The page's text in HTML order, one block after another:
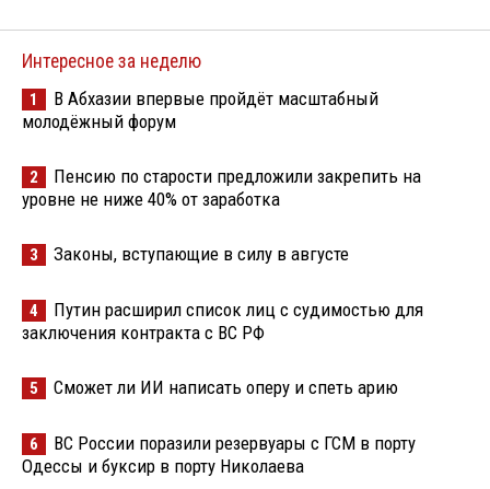
Интересное за неделю
1
В Абхазии впервые пройдёт масштабный
молодёжный форум
2
Пенсию по старости предложили закрепить на
уровне не ниже 40% от заработка
3 Законы, вступающие в силу в августе
4
Путин расширил список лиц с судимостью для
заключения контракта с ВС РФ
5 Сможет ли ИИ написать оперу и спеть арию
6
ВС России поразили резервуары с ГСМ в порту
Одессы и буксир в порту Николаева